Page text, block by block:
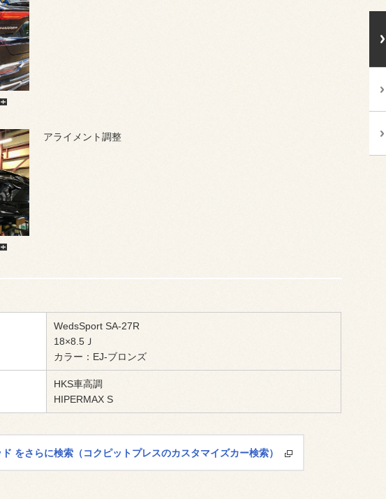
アライメント調整
WedsSport SA-27R
18×8.5Ｊ
カラー：EJ-ブロンズ
HKS車高調
HIPERMAX S
をさらに検索（コクピットプレスのカスタマイズカー検索）